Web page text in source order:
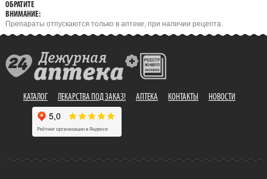
ОБРАТИТЕ
ВНИМАНИЕ:
Препараты отпускаются только в аптеке, при наличии рецепта.
КАТАЛОГ ЛЕКАРСТВА ПОД ЗАКАЗ! АПТЕКА КОНТАКТЫ НОВОСТИ